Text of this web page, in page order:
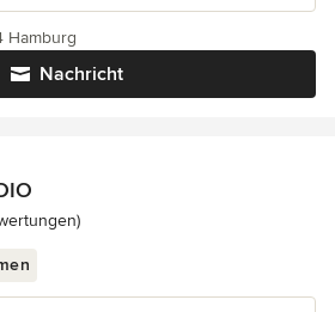
Nachricht
Hamburg
5 von 5 Sternen